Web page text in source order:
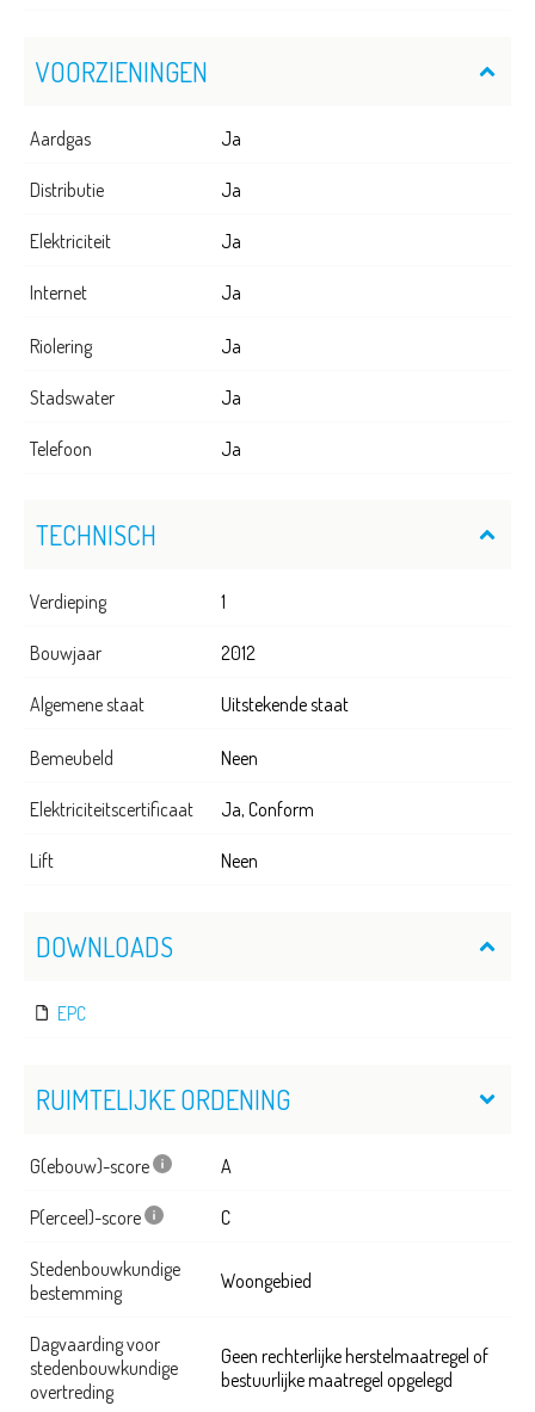
VOORZIENINGEN
Aardgas Ja
Distributie Ja
Elektriciteit Ja
Internet Ja
Riolering Ja
Stadswater Ja
Telefoon Ja
TECHNISCH
Verdieping 1
Bouwjaar 2012
Algemene staat Uitstekende staat
Bemeubeld Neen
Elektriciteitscertificaat Ja, Conform
Lift Neen
DOWNLOADS
EPC
RUIMTELIJKE ORDENING
G(ebouw)-score A
P(erceel)-score C
Stedenbouwkundige
bestemming
Woongebied
Dagvaarding voor
stedenbouwkundige
overtreding
Geen rechterlijke herstelmaatregel of
bestuurlijke maatregel opgelegd